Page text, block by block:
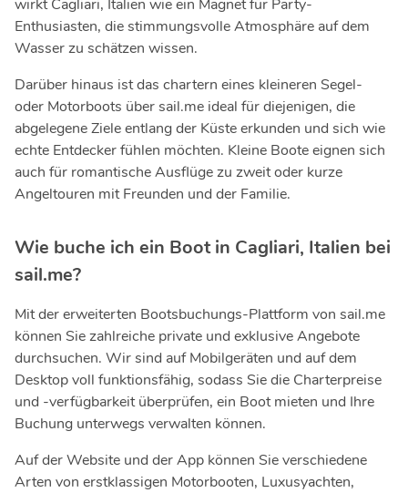
wirkt Cagliari, Italien wie ein Magnet für Party-
Enthusiasten, die stimmungsvolle Atmosphäre auf dem
Wasser zu schätzen wissen.
Darüber hinaus ist das chartern eines kleineren Segel-
oder Motorboots über sail.me ideal für diejenigen, die
abgelegene Ziele entlang der Küste erkunden und sich wie
echte Entdecker fühlen möchten. Kleine Boote eignen sich
auch für romantische Ausflüge zu zweit oder kurze
Angeltouren mit Freunden und der Familie.
Wie buche ich ein Boot in Cagliari, Italien bei
sail.me?
Mit der erweiterten Bootsbuchungs-Plattform von sail.me
können Sie zahlreiche private und exklusive Angebote
durchsuchen. Wir sind auf Mobilgeräten und auf dem
Desktop voll funktionsfähig, sodass Sie die Charterpreise
und -verfügbarkeit überprüfen, ein Boot mieten und Ihre
Buchung unterwegs verwalten können.
Auf der Website und der App können Sie verschiedene
Arten von erstklassigen Motorbooten, Luxusyachten,